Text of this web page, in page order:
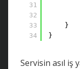
31
32
33
34
}
}
Servisin asıl iş